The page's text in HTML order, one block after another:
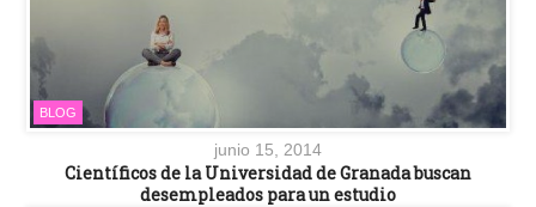
BLOG
junio 15, 2014
Científicos de la Universidad de Granada buscan
desempleados para un estudio